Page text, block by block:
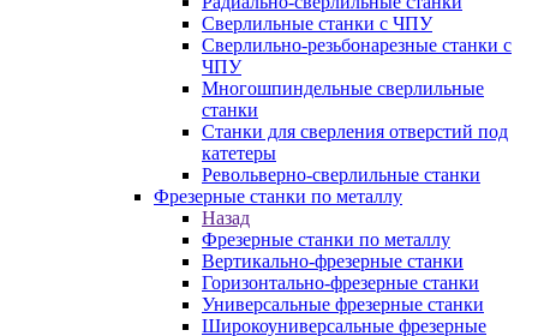
Сверлильные станки с ЧПУ
Сверлильно-резьбонарезные станки с
ЧПУ
Многошпиндельные сверлильные
станки
Станки для сверления отверстий под
катетеры
Револьверно-сверлильные станки
Фрезерные станки по металлу
Назад
Фрезерные станки по металлу
Вертикально-фрезерные станки
Горизонтально-фрезерные станки
Универсальные фрезерные станки
Широкоуниверсальные фрезерные